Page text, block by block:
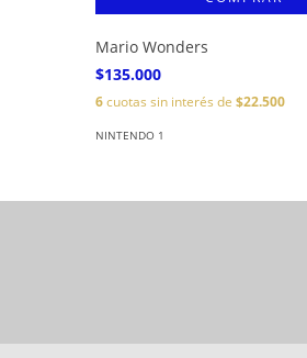
Mario Wonders
$135.000
6cuotas sin interés de $22.500
NINTENDO 1